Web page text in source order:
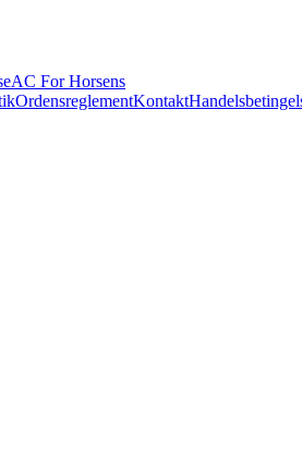
AC For Horsens
OrdensreglementKontakt